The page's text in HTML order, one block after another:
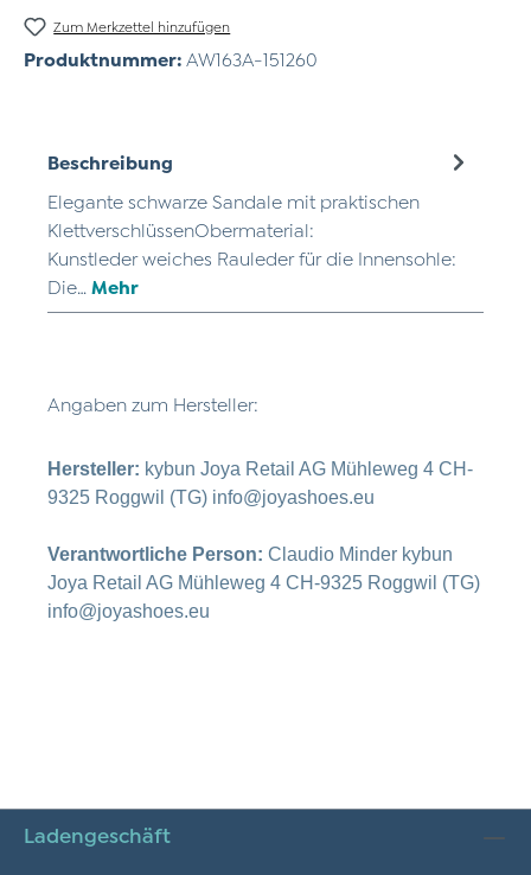
Zum Merkzettel hinzufügen
Produktnummer: AW163A-151260
Beschreibung
Elegante schwarze Sandale mit praktischen
KlettverschlüssenObermaterial:
Kunstleder weiches Rauleder für die Innensohle:
Die… Mehr
Angaben zum Hersteller:
Hersteller: kybun Joya Retail AG Mühleweg 4 CH-
9325 Roggwil (TG) info@joyashoes.eu
Verantwortliche Person: Claudio Minder kybun
Joya Retail AG Mühleweg 4 CH-9325 Roggwil (TG)
info@joyashoes.eu
Ladengeschäft